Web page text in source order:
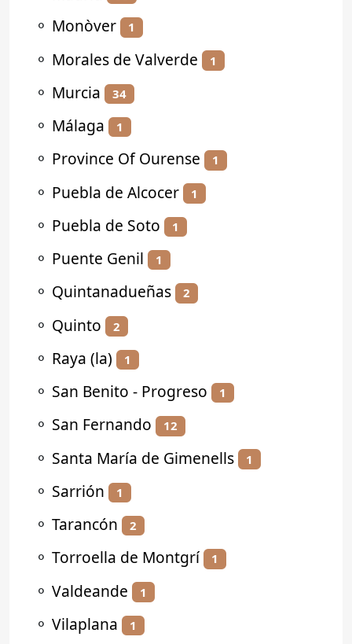
⚬ Monòver 1
⚬ Morales de Valverde 1
⚬ Murcia 34
⚬ Málaga 1
⚬ Province Of Ourense 1
⚬ Puebla de Alcocer 1
⚬ Puebla de Soto 1
⚬ Puente Genil 1
⚬ Quintanadueñas 2
⚬ Quinto 2
⚬ Raya (la) 1
⚬ San Benito - Progreso 1
⚬ San Fernando 12
⚬ Santa María de Gimenells 1
⚬ Sarrión 1
⚬ Tarancón 2
⚬ Torroella de Montgrí 1
⚬ Valdeande 1
⚬ Vilaplana 1